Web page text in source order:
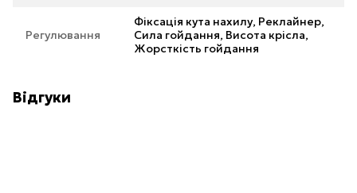
Регулювання
Фіксація кута нахилу, Реклайнер,
Сила гойдання, Висота крісла,
Жорсткість гойдання
Відгуки